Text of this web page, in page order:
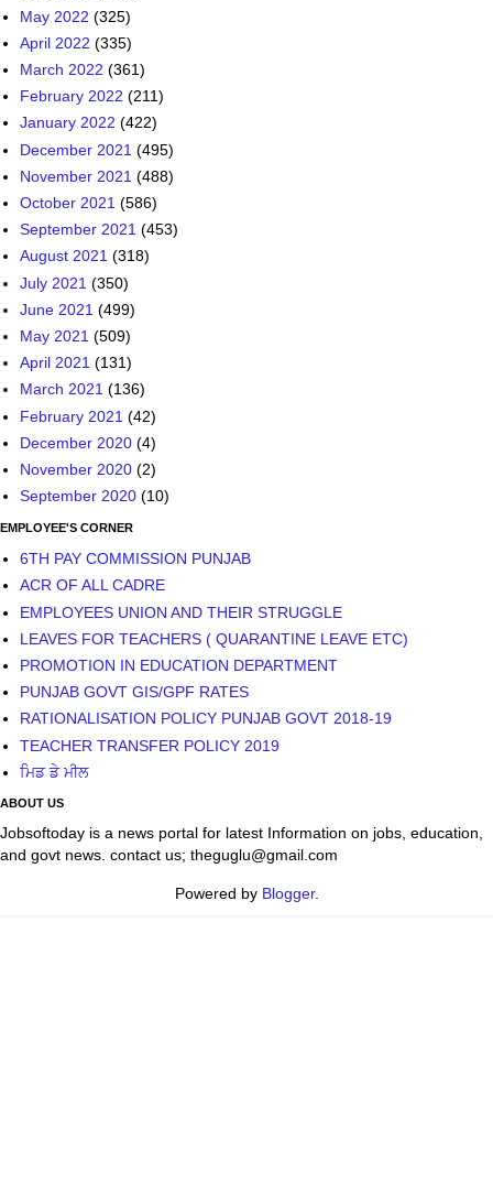
May 2022 (325)
April 2022 (335)
March 2022 (361)
February 2022 (211)
January 2022 (422)
December 2021 (495)
November 2021 (488)
October 2021 (586)
September 2021 (453)
August 2021 (318)
July 2021 (350)
June 2021 (499)
May 2021 (509)
April 2021 (131)
March 2021 (136)
February 2021 (42)
December 2020 (4)
November 2020 (2)
September 2020 (10)
EMPLOYEE'S CORNER
6TH PAY COMMISSION PUNJAB
ACR OF ALL CADRE
EMPLOYEES UNION AND THEIR STRUGGLE
LEAVES FOR TEACHERS ( QUARANTINE LEAVE ETC)
PROMOTION IN EDUCATION DEPARTMENT
PUNJAB GOVT GIS/GPF RATES
RATIONALISATION POLICY PUNJAB GOVT 2018-19
TEACHER TRANSFER POLICY 2019
ਮਿਡ ਡੇ ਮੀਲ
ABOUT US
Jobsoftoday is a news portal for latest Information on jobs, education,
and govt news. contact us; theguglu@gmail.com
Powered by Blogger.